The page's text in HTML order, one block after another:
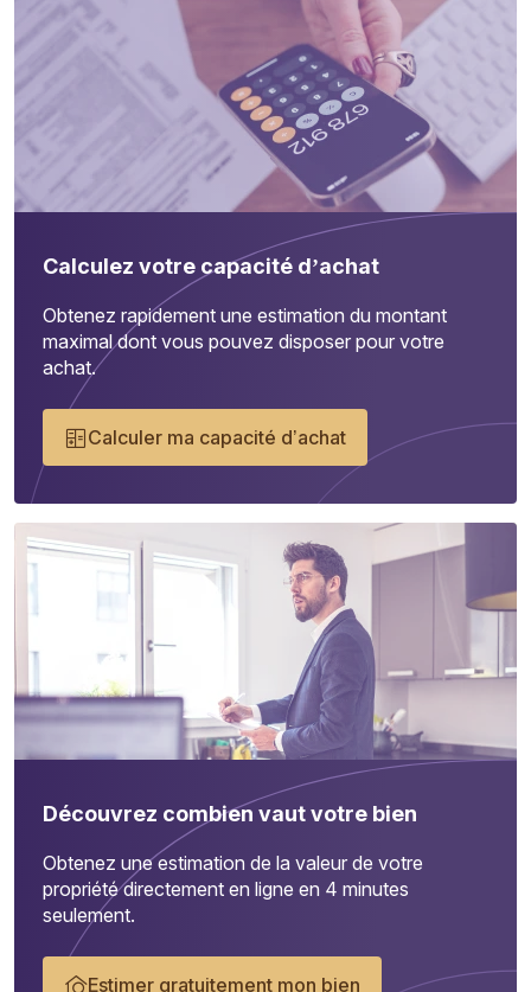
Calculez votre capacité d’achat
Obtenez rapidement une estimation du montant
maximal dont vous pouvez disposer pour votre
achat.
Calculer ma capacité d’achat
Découvrez combien vaut votre bien
Obtenez une estimation de la valeur de votre
propriété directement en ligne en 4 minutes
seulement.
Estimer gratuitement mon bien